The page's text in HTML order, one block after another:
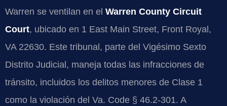
Warren se ventilan en el Warren County Circuit
Court, ubicado en 1 East Main Street, Front Royal,
VA 22630. Este tribunal, parte del Vigésimo Sexto
Distrito Judicial, maneja todas las infracciones de
tránsito, incluidos los delitos menores de Clase 1
como la violación del Va. Code § 46.2-301. A